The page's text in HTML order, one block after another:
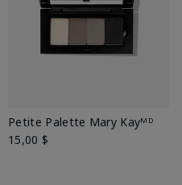
Petite Palette Mary Kayᴹᴰ
15,00 $